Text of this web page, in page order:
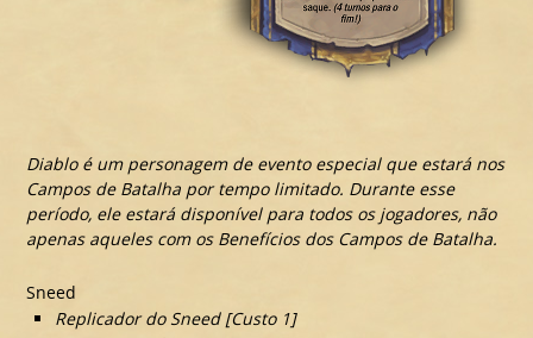
Diablo é um personagem de evento especial que estará nos
Campos de Batalha por tempo limitado. Durante esse
período, ele estará disponível para todos os jogadores, não
apenas aqueles com os Benefícios dos Campos de Batalha.
Sneed
Replicador do Sneed [Custo 1]